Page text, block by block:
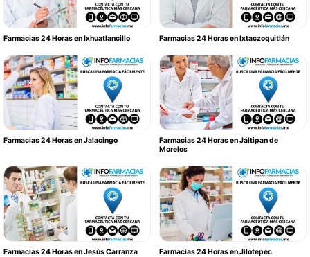
Farmacias 24 Horas en Ixhuatlancillo Farmacias 24 Horas en Ixtaczoquitlán
Farmacias 24 Horas en Jalacingo
Farmacias 24 Horas en Jáltipan de
Morelos
Farmacias 24 Horas en Jesús Carranza Farmacias 24 Horas en Jilotepec